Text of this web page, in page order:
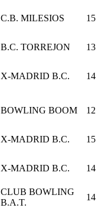
C.B. MILESIOS 15
B.C. TORREJON
13
X-MADRID B.C. 14
BOWLING BOOM 12
X-MADRID B.C.
15
X-MADRID B.C. 14
CLUB BOWLING
B.A.T.
14